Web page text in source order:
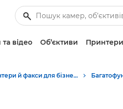
відео Об’єктиви
Принтери й факси для бізнесу